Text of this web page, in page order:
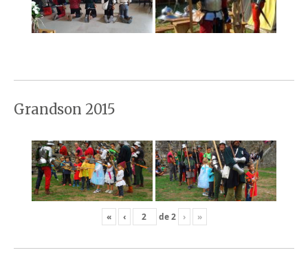
Grandson 2015
« ‹ de2 › »